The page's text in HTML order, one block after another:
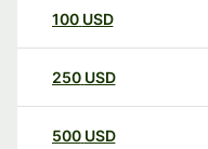
100 USD
250 USD
500 USD